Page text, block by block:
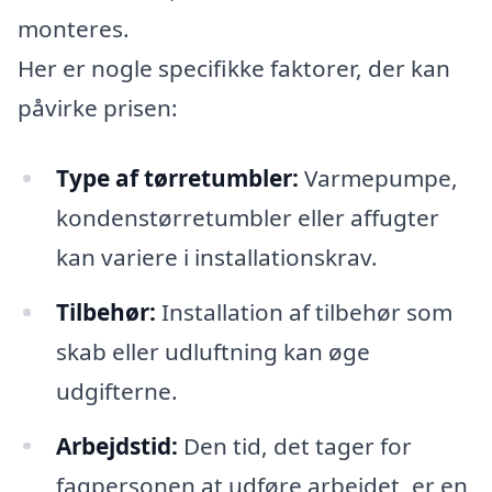
monteres.
Her er nogle specifikke faktorer, der kan
påvirke prisen:
Type af tørretumbler: Varmepumpe,
kondenstørretumbler eller affugter
kan variere i installationskrav.
Tilbehør: Installation af tilbehør som
skab eller udluftning kan øge
udgifterne.
Arbejdstid: Den tid, det tager for
fagpersonen at udføre arbejdet, er en